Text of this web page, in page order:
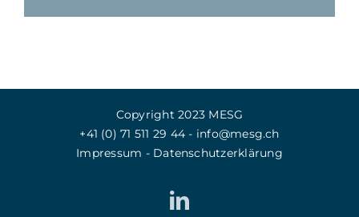
Copyright 2023 MESG
+41 (0)‭ 71 511 29 44 - info@mesg.ch
Impressum - Datenschutzerklärung
LinkedIn